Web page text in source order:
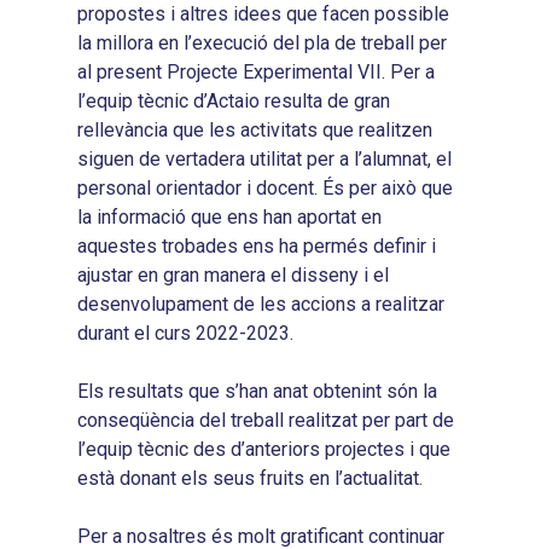
propostes i altres idees que facen possible
la millora en l’execució del pla de treball per
al present Projecte Experimental VII. Per a
l’equip tècnic d’Actaio resulta de gran
rellevància que les activitats que realitzen
siguen de vertadera utilitat per a l’alumnat, el
personal orientador i docent. És per això que
la informació que ens han aportat en
aquestes trobades ens ha permés definir i
ajustar en gran manera el disseny i el
desenvolupament de les accions a realitzar
durant el curs 2022-2023.
Els resultats que s’han anat obtenint són la
conseqüència del treball realitzat per part de
l’equip tècnic des d’anteriors projectes i que
està donant els seus fruits en l’actualitat.
Per a nosaltres és molt gratificant continuar
Objectius
Valoració de Projectes
Experimentals
Processos d’Innovació
Territorial
Necessitats
Formació Pactes 2022
Altres Accions:
2019
2020
2016
2017
2018
2019
2020
2021
2022
Experimentals
Informes
Infografies
Infografies 2021
Infografies 2022
Infografies 2023
Pactes per
LABORA
Documentació
Audiovisuals
Informació Estadística
ODS
Noticies
Actualitat
Butlletins de Notícies
Contacte